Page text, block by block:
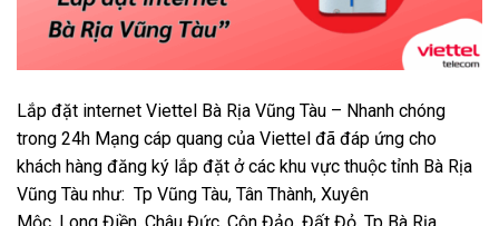
Lắp đặt internet Viettel Bà Rịa Vũng Tàu – Nhanh chóng
trong 24h Mạng cáp quang của Viettel đã đáp ứng cho
khách hàng đăng ký lắp đặt ở các khu vực thuộc tỉnh Bà Rịa
Vũng Tàu như: Tp Vũng Tàu, Tân Thành, Xuyên